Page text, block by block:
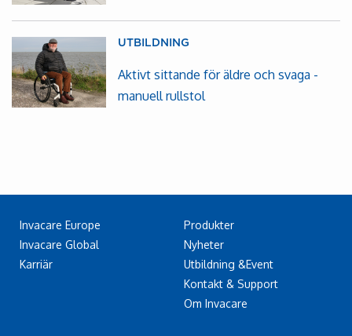
UTBILDNING
Aktivt sittande för äldre och svaga -
manuell rullstol
Invacare Europe
Invacare Global
Karriär
Produkter
Nyheter
Utbildning &Event
Kontakt & Support
Om Invacare